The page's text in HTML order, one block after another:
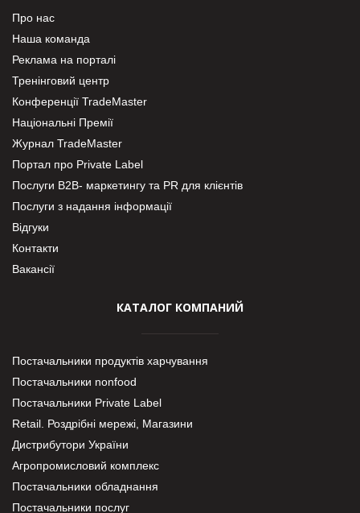
Про нас
Наша команда
Реклама на порталі
Тренінговий центр
Конференції TradeMaster
Національні Премії
Журнал TradeMaster
Портал про Private Label
Послуги В2В- маркетингу та PR для клієнтів
Послуги з надання інформації
Відгуки
Контакти
Вакансії
КАТАЛОГ КОМПАНИЙ
Постачальники продуктів харчування
Постачальники nonfood
Постачальники Private Label
Retail. Роздрібні мережі, Магазини
Дистрибутори України
Агропромисловий комплекс
Постачальники обладнання
Постачальники послуг